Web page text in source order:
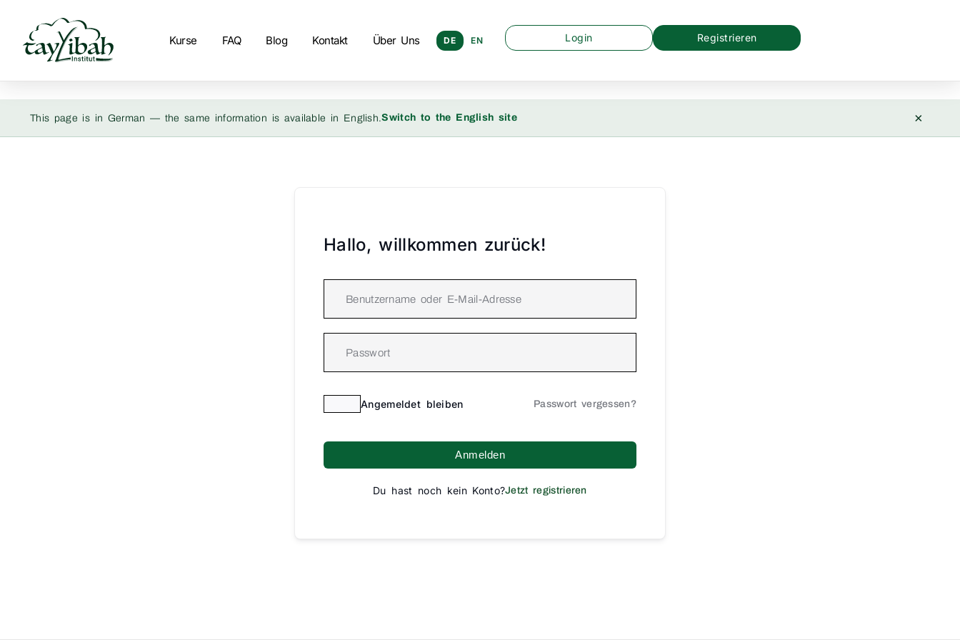
Kurse FAQ Blog Kontakt Über Uns DE EN Login Registrieren
This page is in German — the same information is available in English.Switch to the English site ×
Hallo, willkommen zurück!
Angemeldet bleiben Passwort vergessen?
Anmelden
Du hast noch kein Konto?Jetzt registrieren